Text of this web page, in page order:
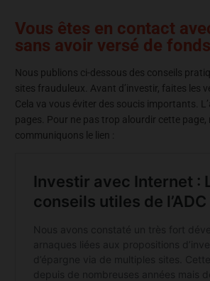
Vous êtes en contact
sans avoir versé de
Nous publions ci-dessous des conseils
sites frauduleux. Avant d’investir, faites les
Cela va vous éviter des soucis importants.
pages. Pour ne pas trop alourdir cette page,
communiquons le lien :